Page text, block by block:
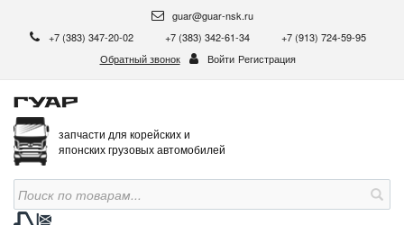
guar@guar-nsk.ru
+7 (383) 347-20-02
+7 (383) 342-61-34
+7 (913) 724-59-95
Обратный звонок
Войти Регистрация
запчасти для корейских и
японских грузовых автомобилей